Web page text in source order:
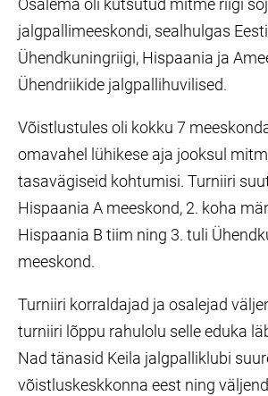
Osalema oli kutsutud mitme riigi
jalgpallimeeskondi, sealhulgas
Ühendkuningriigi, Hispaania ja
Ühendriikide jalgpallihuvilised.
Võistlustules oli kokku 7
omavahel lühikese aja jooksul
tasavägiseid kohtumisi. Turniiri
Hispaania A meeskond, 2. koha
Hispaania B tiim ning 3. tuli
meeskond.
Turniiri korraldajad ja osalejad
turniiri lõppu rahulolu selle eduka
Nad tänasid Keila jalgpalliklubi
võistluskeskkonna eest ning